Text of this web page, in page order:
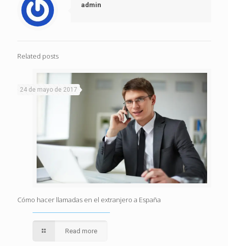
admin
Related posts
24 de mayo de 2017
Cómo hacer llamadas en el extranjero a España
Read more